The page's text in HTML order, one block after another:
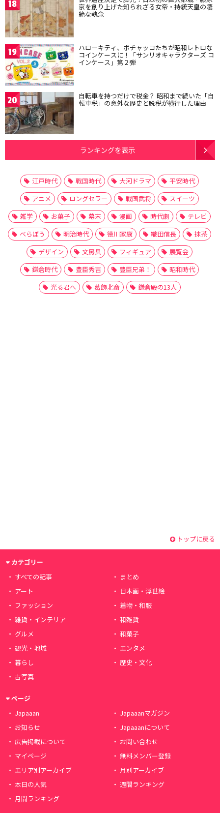
18 京を創り上げた知られざる女帝・持統天皇の凄
絶な執念
19 ハローキティ、ポチャッコたちが昭和レトロな
コインケースに！「サンリオキャラクターズ コ
インケース」第２弾
20 自転車を持つだけで税金？ 昭和まで続いた「自
転車税」の意外な歴史と脱税が横行した理由
ランキングを表示
江戸時代 戦国時代 大河ドラマ
平安時代
アニメ
ロングセラー 戦国武将
スイーツ
雑学
お菓子 幕末 漫画 時代劇
テレビ
べらぼう
明治時代 徳川家康 織田信長
抹茶
デザイン
文房具 フィギュア
展覧会
鎌倉時代
豊臣秀吉 豊臣兄弟！
昭和時代
光る君へ
葛飾北斎 鎌倉殿の13人
トップに戻る
カテゴリー
すべての記事
まとめ
アート
日本画・浮世絵
ファッション
着物・和服
雑貨・インテリア
和雑貨
グルメ
和菓子
観光・地域
エンタメ
暮らし
歴史・文化
古写真
ページ
Japaaan
Japaaanマガジン
お知らせ
Japaaanについて
広告掲載について
お問い合わせ
マイページ
無料メンバー登録
エリア別アーカイブ
月別アーカイブ
本日の人気
週間ランキング
月間ランキング